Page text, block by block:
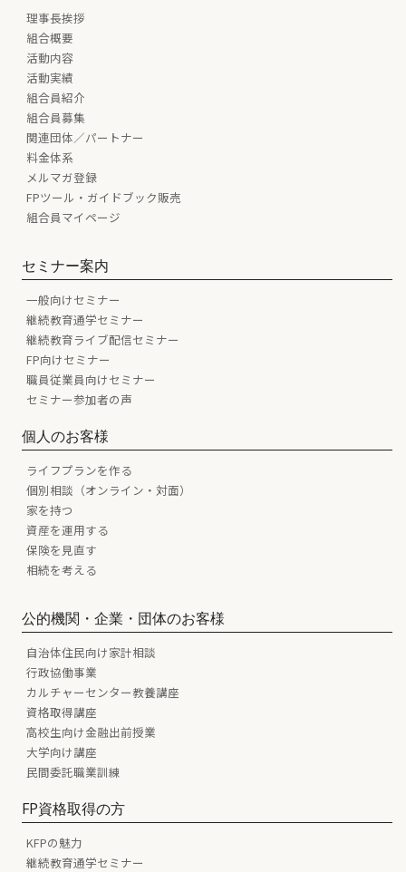
理事長挨拶
組合概要
活動内容
活動実績
組合員紹介
組合員募集
関連団体／パートナー
料金体系
メルマガ登録
FPツール・ガイドブック販売
組合員マイページ
セミナー案内
一般向けセミナー
継続教育通学セミナー
継続教育ライブ配信セミナー
FP向けセミナー
職員従業員向けセミナー
セミナー参加者の声
個人のお客様
ライフプランを作る
個別相談（オンライン・対面）
家を持つ
資産を運用する
保険を見直す
相続を考える
公的機関・企業・団体のお客様
自治体住民向け家計相談
行政協働事業
カルチャーセンター教養講座
資格取得講座
高校生向け金融出前授業
大学向け講座
民間委託職業訓練
FP資格取得の方
KFPの魅力
継続教育通学セミナー